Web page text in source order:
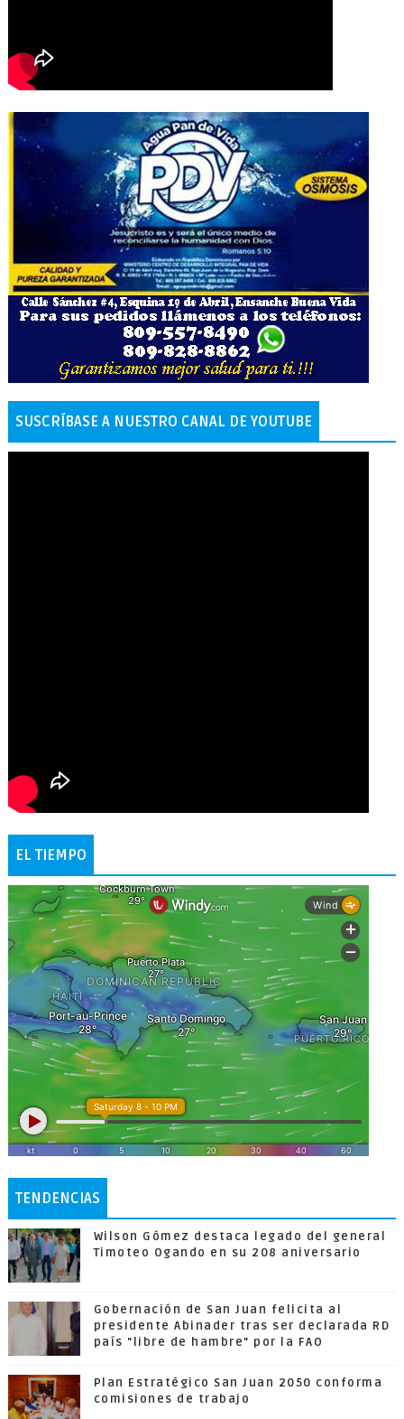
SUSCRÍBASE A NUESTRO CANAL DE YOUTUBE
EL TIEMPO
TENDENCIAS
Wilson Gómez destaca legado del general
Timoteo Ogando en su 208 aniversario
Gobernación de San Juan felicita al
presidente Abinader tras ser declarada RD
país "libre de hambre" por la FAO
Plan Estratégico San Juan 2050 conforma
comisiones de trabajo